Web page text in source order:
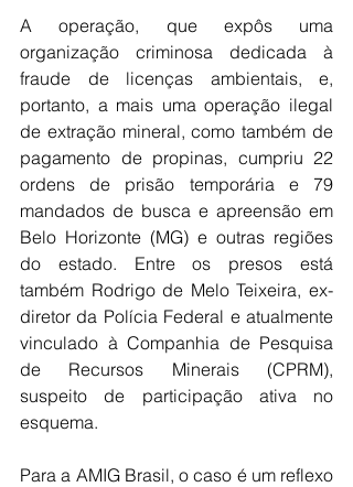
A operação, que expôs uma
organização criminosa dedicada à
fraude de licenças ambientais, e,
portanto, a mais uma operação ilegal
de extração mineral, como também de
pagamento de propinas, cumpriu 22
ordens de prisão temporária e 79
mandados de busca e apreensão em
Belo Horizonte (MG) e outras regiões
do estado. Entre os presos está
também Rodrigo de Melo Teixeira, ex-
diretor da Polícia Federal e atualmente
vinculado à Companhia de Pesquisa
de Recursos Minerais (CPRM),
suspeito de participação ativa no
esquema.
Para a AMIG Brasil, o caso é um reflexo